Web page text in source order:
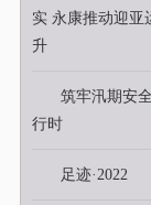
实 永康推动迎亚
升
筑牢汛期安
行时
足迹·2022